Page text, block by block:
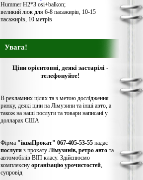
Hummer H2*3 osi+balkon;
великий люк для 6-8 пасажирів, 10-15
пасажирів, 10 метрів
Увага!
Ціни орієнтовні, деякі застарілі -
телефонуйте!
В рекламних цілях та з метою дослідження
ринку, деякі ціни на Лімузини та інші авто, а
також на наші послуги та товари написані у
долларах США
Фірма "ікваПрокат" 067-405-53-55 надає
послуги з прокату Лімузинів, ретро авто та
автомобілів ВІП класу. Здійснюємо
комплексну організацію урочистостей,
супровід